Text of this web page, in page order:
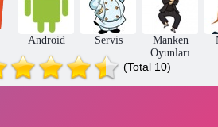
2 Kişilik Oyun
Tasarım Salonu
Anime Çocuk
Giydirme
Oyunu
Android Servis
Manken
Oyunları
(Total 10)